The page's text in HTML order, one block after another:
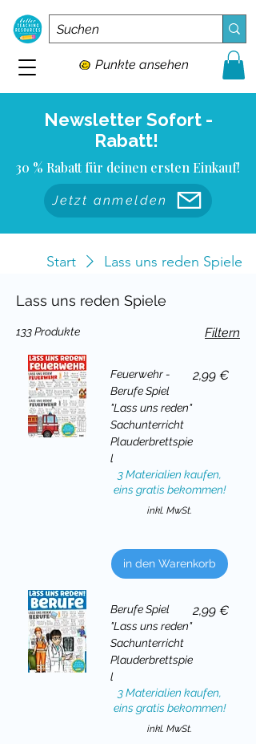
Punkte ansehen
Newsletter Sofort -
Rabatt!
30 % Rabatt für deinen ersten Einkauf!
Jetzt anmelden
Start Lass uns reden Spiele
Lass uns reden Spiele
133 Produkte Filtern
Feuerwehr -
Berufe Spiel
"Lass uns reden"
Sachunterricht
Plauderbrettspie
l
Preis
2,99 €
3 Materialien kaufen,
eins gratis bekommen!
inkl. MwSt.
in den Warenkorb
Berufe Spiel
"Lass uns reden"
Sachunterricht
Plauderbrettspie
l
Preis
2,99 €
3 Materialien kaufen,
eins gratis bekommen!
inkl. MwSt.